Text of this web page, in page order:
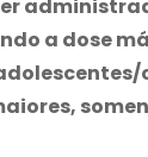
a dose